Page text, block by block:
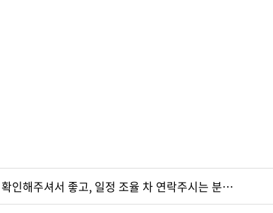
인해주셔서 좋고, 일정 조율 차 연락주시는 분…